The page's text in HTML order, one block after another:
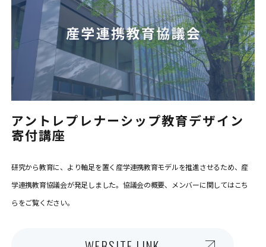
アントレプレナーシップ教育デザイン
寄付講座
研究から教育に、より軸足を置く産学連携教育モデルを推進させるため、産
学連携教育協議会が発足しました。協議会の概要、メンバーに関してはこち
らをご覧ください。